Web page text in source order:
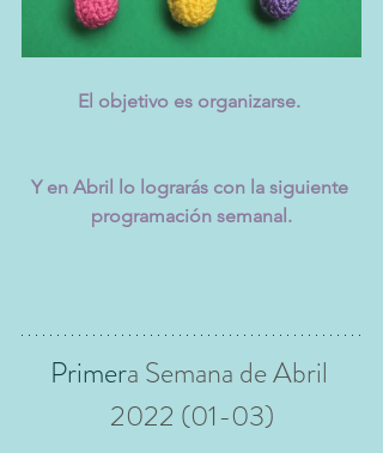
El objetivo es organizarse.
Y en Abril lo lograrás con la siguiente
programación semanal.
Primera Semana de Abril
2022 (01-03)